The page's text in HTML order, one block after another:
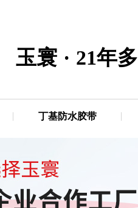
玉寰 · 21年
丁基防水胶带